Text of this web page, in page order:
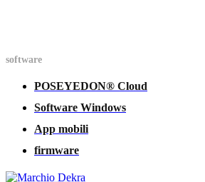
software
POSEYEDON® Cloud
Software Windows
App mobili
firmware